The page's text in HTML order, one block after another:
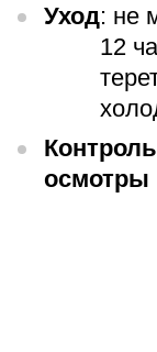
Уход: не
12
осмотры